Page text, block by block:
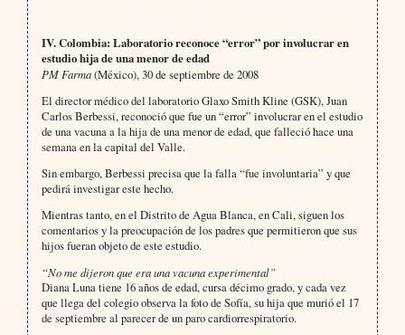
IV. Colombia: Laboratorio reconoce “error” por involucrar en
estudio hija de una menor de edad
PM Farma(México), 30 de septiembre de 2008
El director médico del laboratorio Glaxo Smith Kline (GSK), Juan
Carlos Berbessi, reconoció que fue un “error” involucrar en el estudio
de una vacuna a la hija de una menor de edad, que falleció hace una
semana en la capital del Valle.
Sin embargo, Berbessi precisa que la falla “fue involuntaria” y que
pedirá investigar este hecho.
Mientras tanto, en el Distrito de Agua Blanca, en Cali, siguen los
comentarios y la preocupación de los padres que permitieron que sus
hijos fueran objeto de este estudio.
“No me dijeron que era una vacuna experimental”
Diana Luna tiene 16 años de edad, cursa décimo grado, y cada vez
que llega del colegio observa la foto de Sofía, su hija que murió el 17
de septiembre al parecer de un paro cardiorrespiratorio.